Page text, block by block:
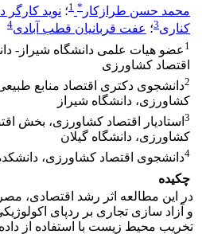
محمد حسن طرازکار *
1؛ نوید کارگر
کناری3؛ عفت قربانیان قطب آبادی4
1 عضو هیات علمی دانشگاه شیراز-
اقتصاد کشاورزی
2دانشجوی دکتری اقتصاد منابع
کشاورزی، دانشگاه شیراز
3 استادیار اقتصاد کشاورزی، بخش
کشاورزی، دانشگاه گیلان
4دانشجوی اقتصاد کشاورزی،
چکیده
در این مطالعه اثر رشد اقتصادی،
و آزاد سازی تجاری بر ردپای